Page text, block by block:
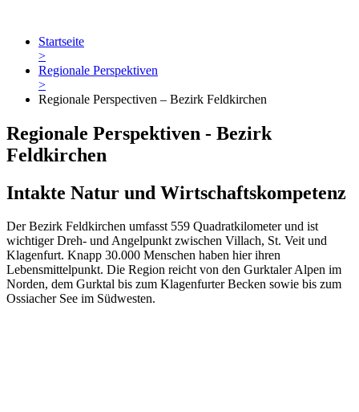
Startseite
>
Regionale Perspektiven
>
Regionale Perspectiven – Bezirk Feldkirchen
Regionale Perspektiven - Bezirk
Feldkirchen
Intakte Natur und Wirtschaftskompetenz
Der Bezirk Feldkirchen umfasst 559 Quadratkilometer und ist
wichtiger Dreh- und Angelpunkt zwischen Villach, St. Veit und
Klagenfurt. Knapp 30.000 Menschen haben hier ihren
Lebensmittelpunkt. Die Region reicht von den Gurktaler Alpen im
Norden, dem Gurktal bis zum Klagenfurter Becken sowie bis zum
Ossiacher See im Südwesten.